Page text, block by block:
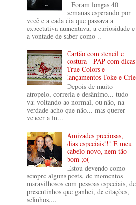
Foram longas 40
semanas esperando por
você e a cada dia que passava a
expectativa aumentava, a curiosidade e
a vontade de saber como ...
Cartão com stencil e
costura - PAP com dicas
True Colors e
lançamentos Toke e Crie
Depois de muito
atropelo, correria e desânimo... tudo
vai voltando ao normal, ou não, na
verdade acho que não... mas querer
vencer a in...
Amizades preciosas,
dias especiais!!! E meu
cabelo novo, nem tão
bom ;o(
Estou devendo como
sempre alguns posts, de momentos
maravilhosos com pessoas especiais, de
presentinhos que ganhei, de citações,
selinhos,...